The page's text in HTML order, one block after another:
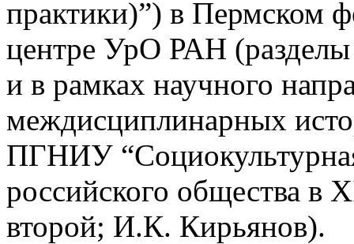
практики)”) в Пермском
центре УрО РАН
и в рамках научного
междисциплинарных
ПГНИУ
российского общества в
второй; И.К. Кирьянов).